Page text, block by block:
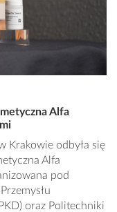
Alfa
Krakowie odbyła się
Alfa
pod
oraz Politechniki